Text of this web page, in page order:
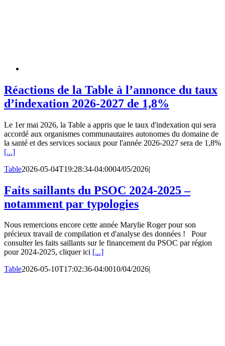
Réactions de la Table à l’annonce du taux
d’indexation 2026-2027 de 1,8%
Le 1er mai 2026, la Table a appris que le taux d'indexation qui sera
accordé aux organismes communautaires autonomes du domaine de
la santé et des services sociaux pour l'année 2026-2027 sera de 1,8%
[...]
Table2026-05-04T19:28:34-04:0004/05/2026|
Faits saillants du PSOC 2024-2025 –
notamment par typologies
Nous remercions encore cette année Marylie Roger pour son
précieux travail de compilation et d'analyse des données ! Pour
consulter les faits saillants sur le financement du PSOC par région
pour 2024-2025, cliquer ici [...]
Table2026-05-10T17:02:36-04:0010/04/2026|